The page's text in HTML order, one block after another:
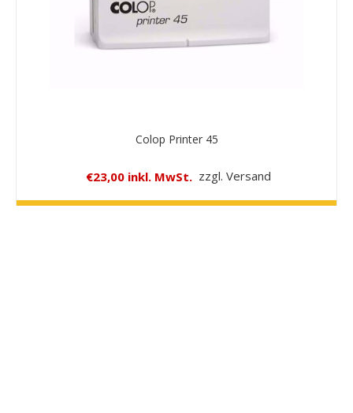
Colop Printer 45
€23,00 inkl. MwSt. zzgl. Versand